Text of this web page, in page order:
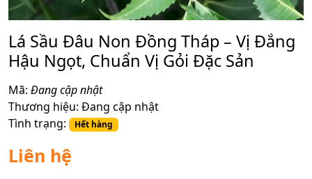
Lá Sầu Đâu Non Đồng Tháp – Vị Đắng
Hậu Ngọt, Chuẩn Vị Gỏi Đặc Sản
Mã: Đang cập nhật
Thương hiệu: Đang cập nhật
Tình trạng:
Hết hàng
Liên hệ